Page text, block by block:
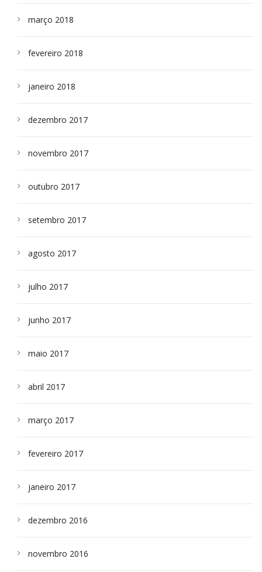
março 2018
fevereiro 2018
janeiro 2018
dezembro 2017
novembro 2017
outubro 2017
setembro 2017
agosto 2017
julho 2017
junho 2017
maio 2017
abril 2017
março 2017
fevereiro 2017
janeiro 2017
dezembro 2016
novembro 2016